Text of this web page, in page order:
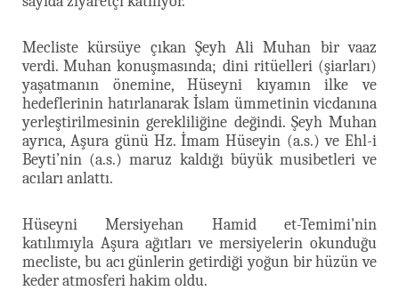
Mecliste kürsüye çıkan Şeyh Ali Muhan bir vaaz
verdi. Muhan konuşmasında; dini ritüelleri (şiarları)
yaşatmanın önemine, Hüseyni kıyamın ilke ve
hedeflerinin hatırlanarak İslam ümmetinin vicdanına
yerleştirilmesinin gerekliliğine değindi. Şeyh Muhan
ayrıca, Aşura günü Hz. İmam Hüseyin (a.s.) ve Ehl-i
Beyti’nin (a.s.) maruz kaldığı büyük musibetleri ve
acıları anlattı.
Hüseyni Mersiyehan Hamid et-Temimi'nin
katılımıyla Aşura ağıtları ve mersiyelerin okunduğu
mecliste, bu acı günlerin getirdiği yoğun bir hüzün ve
keder atmosferi hakim oldu.